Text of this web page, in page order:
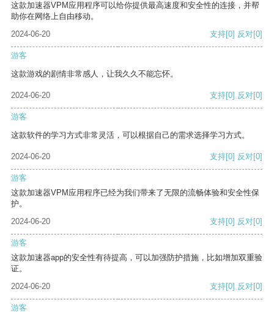
这款加速器VPM应用程序可以给你提供最高速度和安全性的连接，并帮
助你在网络上自由移动。
2024-06-20
支持[0] 反对[0]
游客
这款游戏的剧情非常感人，让我久久不能忘怀。
2024-06-20 支持[0] 反对[0]
游客
这款软件的学习方式非常灵活，可以根据自己的需求选择学习方式。
2024-06-20 支持[0] 反对[0]
游客
这款加速器VPM应用程序已经为我们带来了无限的流畅体验和安全性保
护。
2024-06-20
支持[0] 反对[0]
游客
这款加速器app的安全性有待提高，可以加强防护措施，比如增加双重验
证。
2024-06-20
支持[0] 反对[0]
游客